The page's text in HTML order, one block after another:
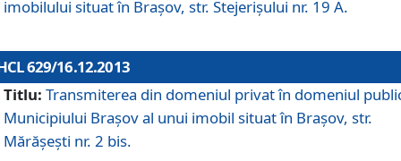
imobilului situat în Braşov, str. Stejerişului nr. 19 A.
629/16.12.2013
Titlu: Transmiterea din domeniul privat în domeniul
Municipiului Braşov al unui imobil situat în Braşov, str.
Mărăşeşti nr. 2 bis.